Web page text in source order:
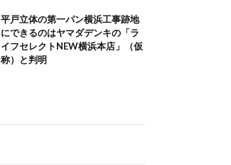
平戸立体の第一パン横浜工事跡地
にできるのはヤマダデンキの「ラ
イフセレクトNEW横浜本店」（仮
称）と判明